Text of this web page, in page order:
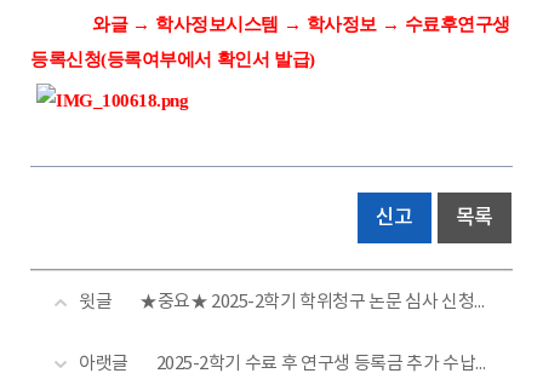
와글 → 학사정보시스템 → 학사정보 → 수료후연구생
등록신청(등록여부에서 확인서 발급)
신고 목록
윗글 ★중요★ 2025-2학기 학위청구 논문 심사 신청 및 심사료 납부 등 일정 안내
아랫글 2025-2학기 수료 후 연구생 등록금 추가 수납 공지[기한 엄수]